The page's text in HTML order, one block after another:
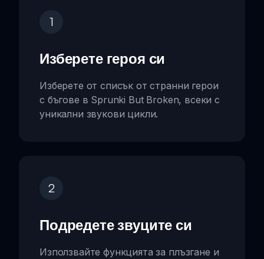
1
Изберете героя си
Изберете от списък от странни герои
с бъгове в Sprunki But Broken, всеки с
уникални звукови цикли.
2
Подредете звуците си
Използвайте функцията за плъзгане и